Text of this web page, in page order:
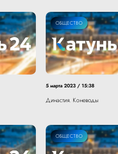
ОБЩЕСТВО
5 марта 2023 / 15:38
Династия. Коневоды
ОБЩЕСТВО